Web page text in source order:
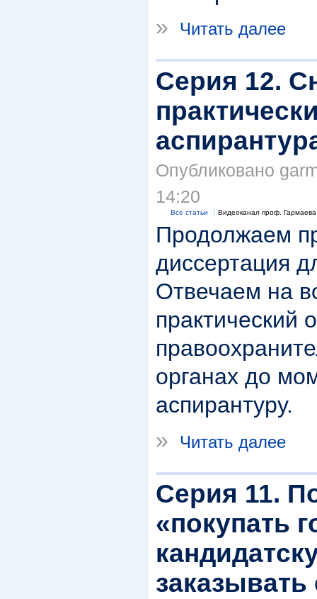
»
Читать далее
Серия 12.
Опубликовано
14:20
Все статьи Видеоканал проф. Гармаева
Продолжаем
диссертация
Отвечаем на
практический
органах до
аспирантуру.
»
Читать далее
Серия 11.
«покупать